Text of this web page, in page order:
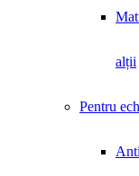
alții
Pentru